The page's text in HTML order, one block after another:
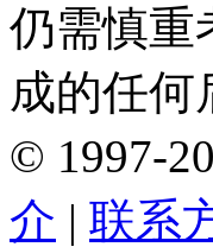
仍需慎重
成的任何
© 1997-
介 | 联系